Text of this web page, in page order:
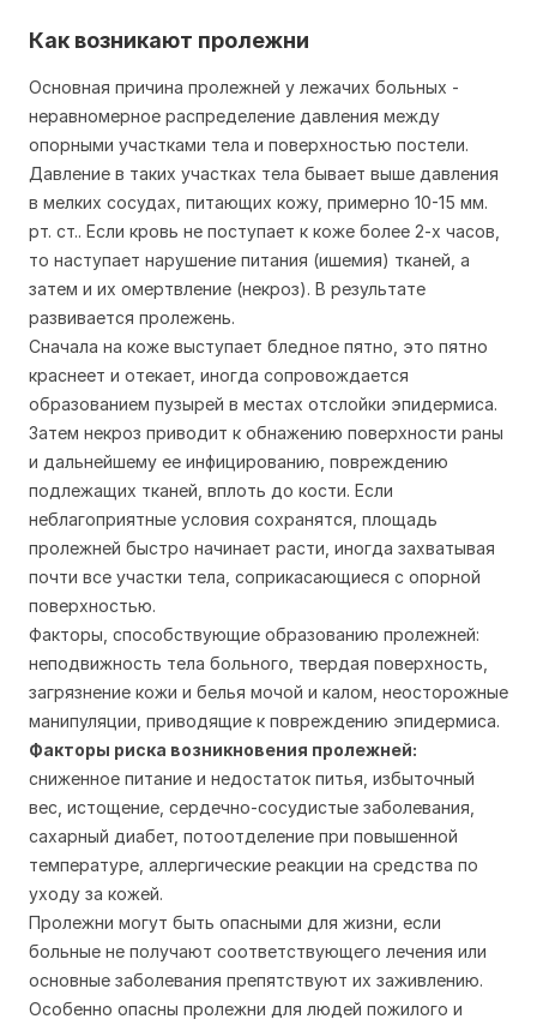
Как возникают пролежни
Основная причина пролежней у лежачих больных -
неравномерное распределение давления между
опорными участками тела и поверхностью постели.
Давление в таких участках тела бывает выше давления
в мелких сосудах, питающих кожу, примерно 10-15 мм.
рт. ст.. Если кровь не поступает к коже более 2-х часов,
то наступает нарушение питания (ишемия) тканей, а
затем и их омертвление (некроз). В результате
развивается пролежень.
Сначала на коже выступает бледное пятно, это пятно
краснеет и отекает, иногда сопровождается
образованием пузырей в местах отслойки эпидермиса.
Затем некроз приводит к обнажению поверхности раны
и дальнейшему ее инфицированию, повреждению
подлежащих тканей, вплоть до кости. Если
неблагоприятные условия сохранятся, площадь
пролежней быстро начинает расти, иногда захватывая
почти все участки тела, соприкасающиеся с опорной
поверхностью.
Факторы, способствующие образованию пролежней:
неподвижность тела больного, твердая поверхность,
загрязнение кожи и белья мочой и калом, неосторожные
манипуляции, приводящие к повреждению эпидермиса.
Факторы риска возникновения пролежней:
сниженное питание и недостаток питья, избыточный
вес, истощение, сердечно-сосудистые заболевания,
сахарный диабет, потоотделение при повышенной
температуре, аллергические реакции на средства по
уходу за кожей.
Пролежни могут быть опасными для жизни, если
больные не получают соответствующего лечения или
основные заболевания препятствуют их заживлению.
Особенно опасны пролежни для людей пожилого и